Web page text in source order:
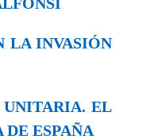
LA INVASIÓN
UNITARIA. EL
ESPAÑA